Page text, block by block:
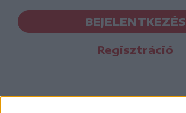
BEJELENTKEZÉS
Regisztráció